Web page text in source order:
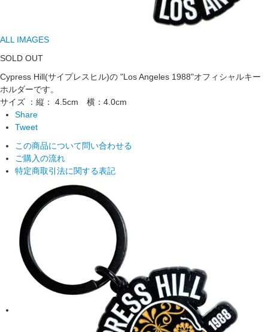
ALL IMAGES
SOLD OUT
Cypress Hill(サイプレスヒル)の "Los Angeles 1988"オフィシャルキー
ホルダーです。
サイズ ：縦： 4.5cm 横：4.0cm
Share
Tweet
この商品について問い合わせる
ご購入の流れ
特定商取引法に関する表記